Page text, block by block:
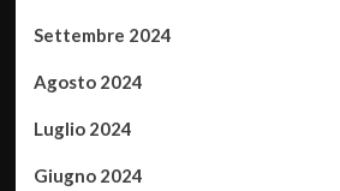
Settembre 2024
Agosto 2024
Luglio 2024
Giugno 2024